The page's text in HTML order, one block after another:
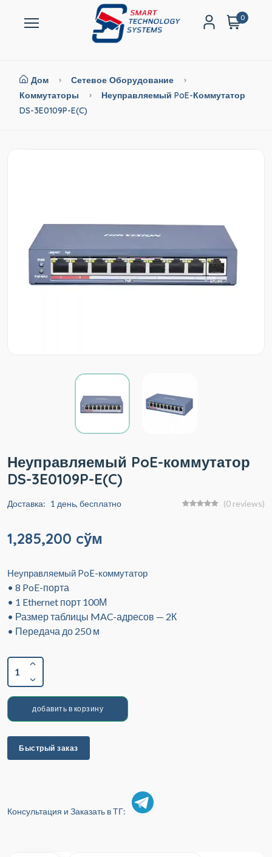
0
Дом
Сетевое Оборудование
Коммутаторы
Неуправляемый PoE-Коммутатор
DS-3E0109P-E(C)
Неуправляемый PoE-коммутатор
DS-3E0109P-E(C)
Доставка: 1 день, бесплатно (0 reviews)
1,285,200 cўм
Неуправляемый PoE-коммутатор
• 8 PoE-порта
• 1 Ethernet порт 100М
• Размер таблицы MAC-адресов — 2К
• Передача до 250 м
1
добавить в корзину
Быстрый заказ
Консультация и Заказать в ТГ: